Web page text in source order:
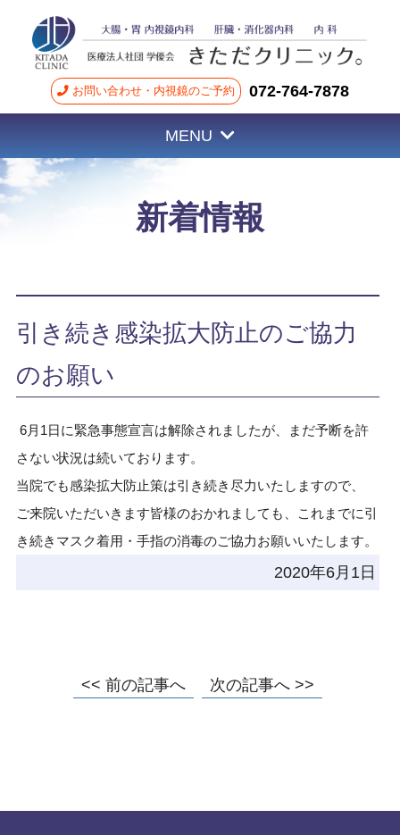
お問い合わせ・内視鏡のご予約 072-764-7878
MENU
新着情報
引き続き感染拡大防止のご協力
のお願い
6月1日に緊急事態宣言は解除されましたが、まだ予断を許
さない状況は続いております。
当院でも感染拡大防止策は引き続き尽力いたしますので、
ご来院いただいきます皆様のおかれましても、これまでに引
き続きマスク着用・手指の消毒のご協力お願いいたします。
2020年6月1日
<< 前の記事へ 次の記事へ >>